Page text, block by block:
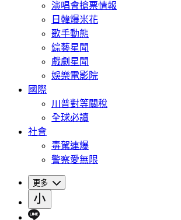
演唱會搶票情報
日韓爆米花
歌手動態
綜藝星聞
戲劇星聞
娛樂電影院
國際
川普對等關稅
全球必讀
社會
毒駕連爆
警察愛無限
更多